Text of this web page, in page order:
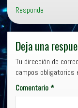
Responde
Deja una
Tu dirección de
campos obligatorios
Comentario*